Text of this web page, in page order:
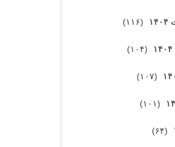
(۱۱۶)
(۱۰۴)
(۱۰۷)
(۱۰۱)
(۶۴)